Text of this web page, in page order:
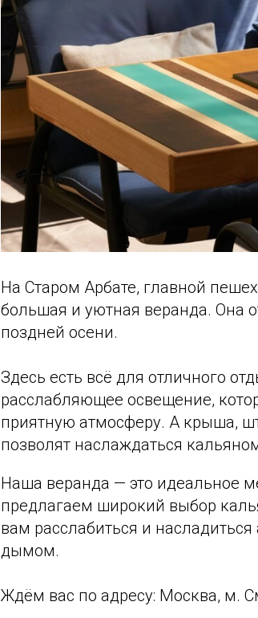
На Старом Арбате, главной
большая и уютная веранда. Она
поздней осени.
Здесь есть всё для отличного
расслабляющее освещение,
приятную атмосферу. А крыша,
позволят наслаждаться
Наша веранда — это идеальное
предлагаем широкий выбор
вам расслабиться и
дымом.
Ждём вас по адресу: Москва, м.